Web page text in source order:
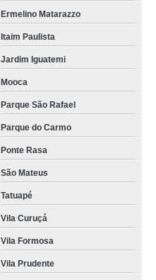
Ermelino Matarazzo
Itaim Paulista
Jardim Iguatemi
Mooca
Parque São Rafael
Parque do Carmo
Ponte Rasa
São Mateus
Tatuapé
Vila Curuçá
Vila Formosa
Vila Prudente